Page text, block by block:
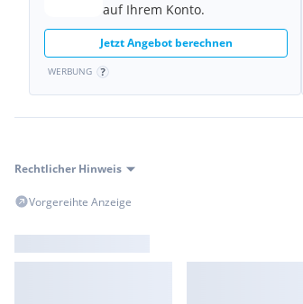
auf Ihrem Konto.
Jetzt Angebot berechnen
WERBUNG
Rechtlicher Hinweis
Vorgereihte Anzeige